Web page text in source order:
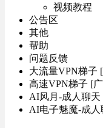
视频教程
公告区
其他
帮助
问题反馈
大流量VPN梯子
高速VPN梯子 [
AI风月-成人聊天
AI电子魅魔-成